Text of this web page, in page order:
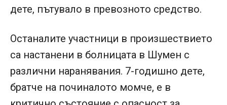
дете, пътувало в превозното средство.
Останалите участници в произшествието
са настанени в болницата в Шумен с
различни наранявания. 7-годишно дете,
братче на починалото момче, е в